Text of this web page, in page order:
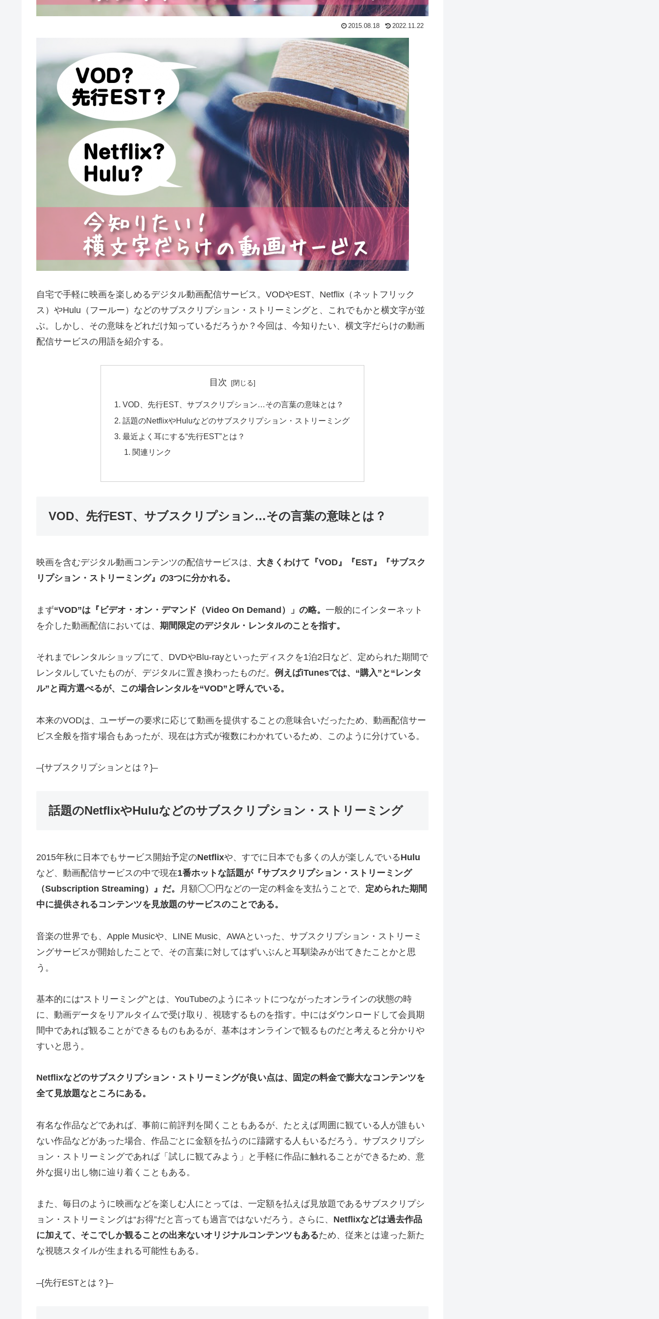
2015.08.18 2022.11.22
自宅で手軽に映画を楽しめるデジタル動画配信サービス。VODやEST、Netflix（ネットフリック
ス）やHulu（フールー）などのサブスクリプション・ストリーミングと、これでもかと横文字が並
ぶ。しかし、その意味をどれだけ知っているだろうか？今回は、今知りたい、横文字だらけの動画
配信サービスの用語を紹介する。
目次
VOD、先行EST、サブスクリプション…その言葉の意味とは？
話題のNetflixやHuluなどのサブスクリプション・ストリーミング
最近よく耳にする“先行EST”とは？
関連リンク
VOD、先行EST、サブスクリプション…その言葉の意味とは？
映画を含むデジタル動画コンテンツの配信サービスは、 大きくわけて『VOD』『EST』『サブスク
リプション・ストリーミング』の3つに分かれる。
まず“VOD”は『ビデオ・オン・デマンド（Video On Demand）」の略。 一般的にインターネット
を介した動画配信においては、 期間限定のデジタル・レンタルのことを指す。
それまでレンタルショップにて、DVDやBlu-rayといったディスクを1泊2日など、定められた期間で
レンタルしていたものが、デジタルに置き換わったものだ。 例えばiTunesでは、“購入”と“レンタ
ル”と両方選べるが、この場合レンタルを“VOD”と呼んでいる。
本来のVODは、ユーザーの要求に応じて動画を提供することの意味合いだったため、動画配信サー
ビス全般を指す場合もあったが、現在は方式が複数にわかれているため、このように分けている。
–{サブスクリプションとは？}–
話題のNetflixやHuluなどのサブスクリプション・ストリーミング
2015年秋に日本でもサービス開始予定のNetflixや、すでに日本でも多くの人が楽しんでいるHulu
など、動画配信サービスの中で現在1番ホットな話題が『サブスクリプション・ストリーミング
（Subscription Streaming）』だ。
月額◯◯円などの一定の料金を支払うことで、 定められた期間
中に提供されるコンテンツを見放題のサービスのことである。
音楽の世界でも、Apple Musicや、LINE Music、AWAといった、サブスクリプション・ストリーミ
ングサービスが開始したことで、その言葉に対してはずいぶんと耳馴染みが出てきたことかと思
う。
基本的には“ストリーミング”とは、YouTubeのようにネットにつながったオンラインの状態の時
に、動画データをリアルタイムで受け取り、視聴するものを指す。中にはダウンロードして会員期
間中であれば観ることができるものもあるが、基本はオンラインで観るものだと考えると分かりや
すいと思う。
Netflixなどのサブスクリプション・ストリーミングが良い点は、固定の料金で膨大なコンテンツを
全て見放題なところにある。
有名な作品などであれば、事前に前評判を聞くこともあるが、たとえば周囲に観ている人が誰もい
ない作品などがあった場合、作品ごとに金額を払うのに躊躇する人もいるだろう。サブスクリプシ
ョン・ストリーミングであれば「試しに観てみよう」と手軽に作品に触れることができるため、意
外な掘り出し物に辿り着くこともある。
また、毎日のように映画などを楽しむ人にとっては、一定額を払えば見放題であるサブスクリプシ
ョン・ストリーミングは“お得”だと言っても過言ではないだろう。さらに、 Netflixなどは過去作品
に加えて、そこでしか観ることの出来ないオリジナルコンテンツもあるため、従来とは違った新た
な視聴スタイルが生まれる可能性もある。
–{先行ESTとは？}–